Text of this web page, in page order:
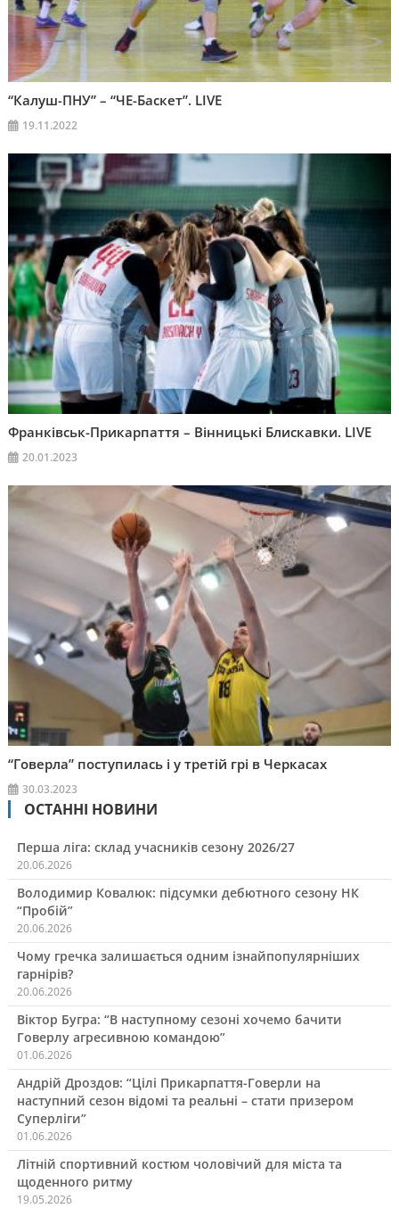
“Калуш-ПНУ” – “ЧЕ-Баскет”. LIVE
19.11.2022
Франківськ-Прикарпаття – Вінницькі Блискавки. LIVE
20.01.2023
“Говерла” поступилась і у третій грі в Черкасах
30.03.2023
ОСТАННІ НОВИНИ
Перша ліга: склад учасників сезону 2026/27
20.06.2026
Володимир Ковалюк: підсумки дебютного сезону НК
“Пробій”
20.06.2026
Чому гречка залишається одним ізнайпопулярніших
гарнірів?
20.06.2026
Віктор Бугра: “В наступному сезоні хочемо бачити
Говерлу агресивною командою”
01.06.2026
Андрій Дроздов: “Цілі Прикарпаття-Говерли на
наступний сезон відомі та реальні – стати призером
Суперліги”
01.06.2026
Літній спортивний костюм чоловічий для міста та
щоденного ритму
19.05.2026